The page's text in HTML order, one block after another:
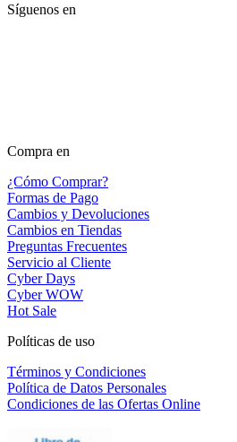
Síguenos en
Compra en
¿Cómo Comprar?
Formas de Pago
Cambios y Devoluciones
Cambios en Tiendas
Preguntas Frecuentes
Servicio al Cliente
Cyber Days
Cyber WOW
Hot Sale
Políticas de uso
Términos y Condiciones
Política de Datos Personales
Condiciones de las Ofertas Online